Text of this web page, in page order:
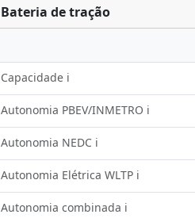
Bateria de tração
Capacidade ℹ️
Autonomia PBEV/INMETRO ℹ️
Autonomia NEDC ℹ️
Autonomia Elétrica WLTP ℹ️
Autonomia combinada ℹ️